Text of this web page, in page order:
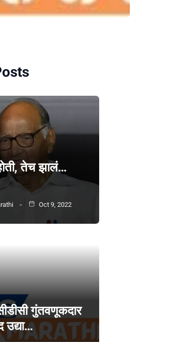
तेच झालं…
Oct 9, 2022
गुंतवणूकदार
उद्या…